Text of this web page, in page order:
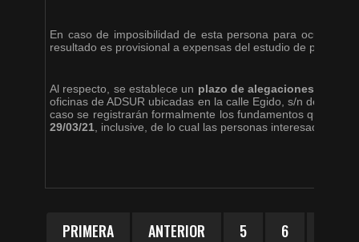
En caso de imposibilidad de esta persona para ocupar
resultado es provisional a expensas del estudio de
Al respecto, se establece un plazo de alegaciones hasta
oficinas de ADSUR ubicadas en la calle Egido, s/n de
caso se registrarán formalmente los fundamentos que
29/03/21 , inclusive, de lo cual las personas interesadas
PRIMERA ANTERIOR 5 6